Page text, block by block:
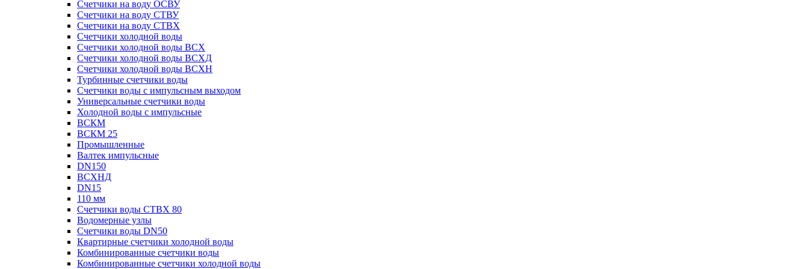
Счетчики на воду ОСВУ
Счетчики на воду СТВУ
Счетчики на воду СТВХ
Счетчики холодной воды
Счетчики холодной воды ВСХ
Счетчики холодной воды ВСХД
Счетчики холодной воды ВСХН
Турбинные счетчики воды
Счетчики воды с импульсным выходом
Универсальные счетчики воды
Холодной воды с импульсные
ВСКМ
ВСКМ 25
Промышленные
Валтек импульсные
DN150
ВСХНД
DN15
110 мм
Счетчики воды СТВХ 80
Водомерные узлы
Счетчики воды DN50
Квартирные счетчики холодной воды
Комбинированные счетчики воды
Комбинированные счетчики холодной воды